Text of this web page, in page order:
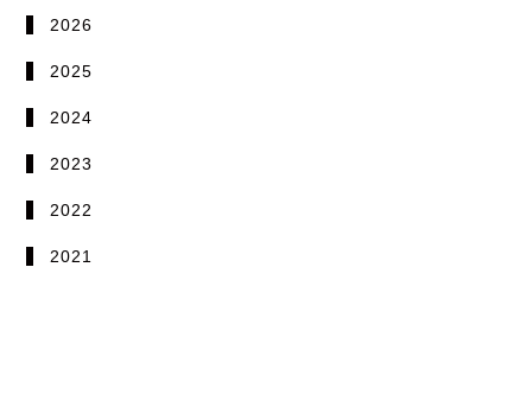
2026
2025
2024
2023
2022
2021